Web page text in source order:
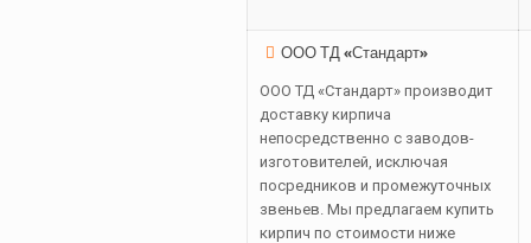
ООО ТД «Стандарт»
ООО ТД «Стандарт» производит
доставку кирпича
непосредственно с заводов-
изготовителей, исключая
посредников и промежуточных
звеньев. Мы предлагаем купить
кирпич по стоимости ниже